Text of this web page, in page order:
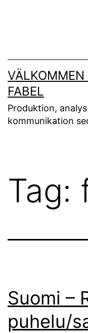
VÄLKOMMEN
FABEL
Produktion,
kommunikation
Tag:
Suomi –
puhelu/